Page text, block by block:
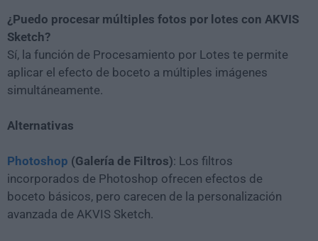
¿Puedo procesar múltiples fotos por lotes con AKVIS
Sketch?
Sí, la función de Procesamiento por Lotes te permite
aplicar el efecto de boceto a múltiples imágenes
simultáneamente.
Alternativas
Photoshop (Galería de Filtros): Los filtros
incorporados de Photoshop ofrecen efectos de
boceto básicos, pero carecen de la personalización
avanzada de AKVIS Sketch.